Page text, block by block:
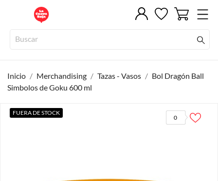
Inicio Merchandising Tazas - Vasos
Bol Dragón Ball
Simbolos de Goku 600 ml
0
FUERA DE STOCK